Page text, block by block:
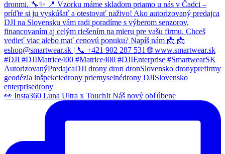
👀 Insta360 Luna Ultra x TouchIt Náš nový obľúbene